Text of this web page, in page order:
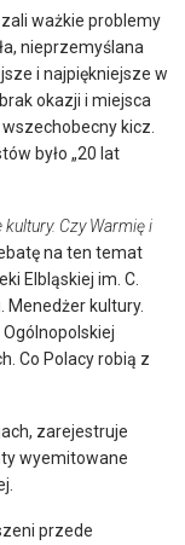
ważkie problemy
nieprzemyślana
i najpiękniejsze w
okazji i miejsca
kicz.
było „20 lat
kultury. Czy Warmię i
na ten temat
Elbląskiej im. C.
Menedżer kultury.
Co Polacy robią z
zarejestruje
wyemitowane
przede